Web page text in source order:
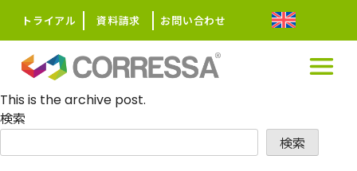
トライアル 資料請求 お問い合わせ
HOME
This is the archive post.
検索
検索